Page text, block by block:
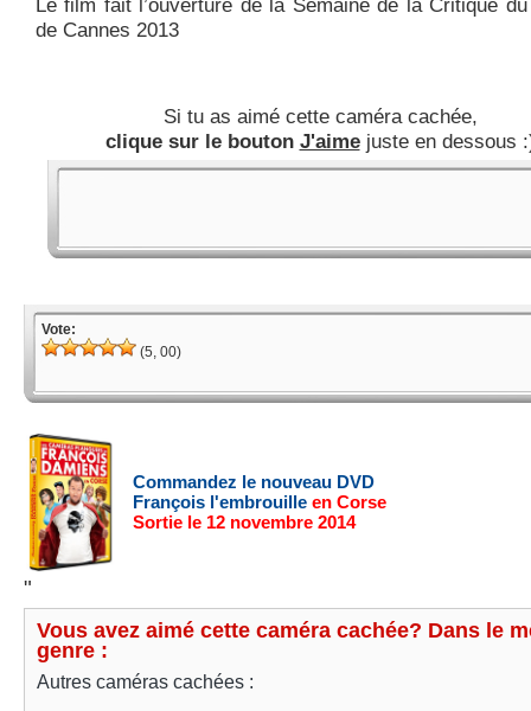
Le film fait l’ouverture de la Semaine de la Critique
de Cannes 2013
Si tu as aimé cette caméra cachée,
clique sur le bouton J'aimejuste en dessous
Vote:
(5, 00)
Commandez le nouveau DVD
François l'embrouille en Corse
Sortie le 12 novembre 2014
"
Vous avez aimé cette caméra cachée? Dans le
genre :
Autres caméras cachées :